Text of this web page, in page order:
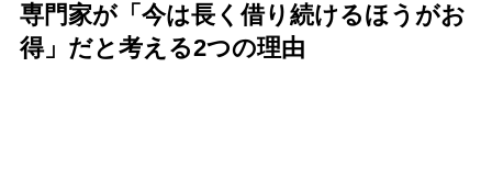
専門家が「今は長く借り続けるほうがお
得」だと考える2つの理由